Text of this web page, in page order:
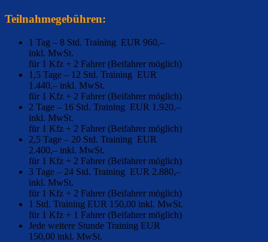
Teilnahmegebühren:
1 Tag – 8 Std. Training EUR 960,–
inkl. MwSt.
für 1 Kfz + 2 Fahrer (Beifahrer möglich)
1,5 Tage – 12 Std. Training EUR
1.440,– inkl. MwSt.
für 1 Kfz + 2 Fahrer (Beifahrer möglich)
2 Tage – 16 Std. Training EUR 1.920,–
inkl. MwSt.
für 1 Kfz + 2 Fahrer (Beifahrer möglich)
2,5 Tage – 20 Std. Training EUR
2.400,– inkl. MwSt.
für 1 Kfz + 2 Fahrer (Beifahrer möglich)
3 Tage – 24 Std. Training EUR 2.880,–
inkl. MwSt.
für 1 Kfz + 2 Fahrer (Beifahrer möglich)
1 Std. Training EUR 150,00 inkl. MwSt.
für 1 Kfz + 1 Fahrer (Beifahrer möglich)
Jede weitere Stunde Training EUR
150,00 inkl. MwSt.